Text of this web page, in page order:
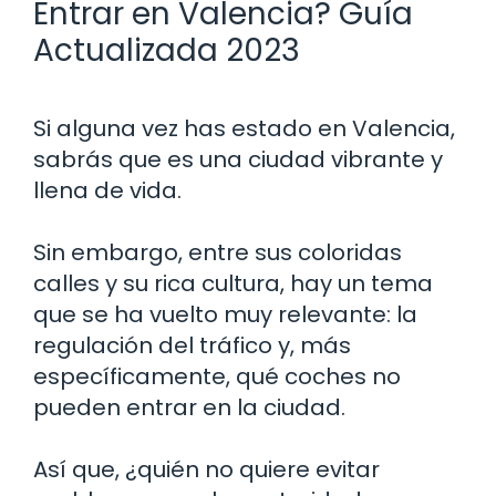
Entrar en Valencia? Guía
Actualizada 2023
Si alguna vez has estado en Valencia,
sabrás que es una ciudad vibrante y
llena de vida.
Sin embargo, entre sus coloridas
calles y su rica cultura, hay un tema
que se ha vuelto muy relevante: la
regulación del tráfico y, más
específicamente, qué coches no
pueden entrar en la ciudad.
Así que, ¿quién no quiere evitar